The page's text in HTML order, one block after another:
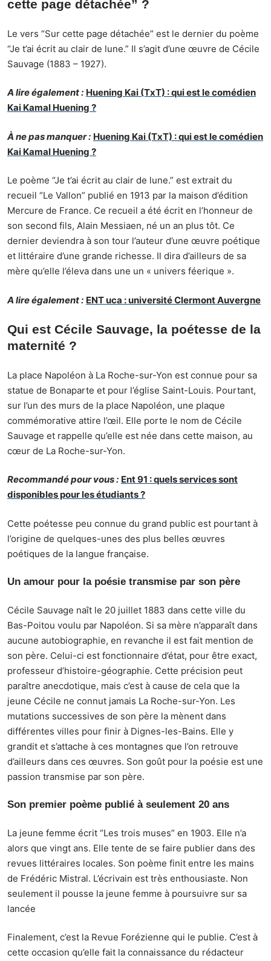
cette page détachée” ?
Le vers “Sur cette page détachée” est le dernier du poème
“Je t’ai écrit au clair de lune.” Il s’agit d’une œuvre de Cécile
Sauvage (1883 – 1927).
A lire également : Huening Kai (TxT) : qui est le comédien
Kai Kamal Huening ?
À ne pas manquer : Huening Kai (TxT) : qui est le comédien
Kai Kamal Huening ?
Le poème “Je t’ai écrit au clair de lune.” est extrait du
recueil “Le Vallon” publié en 1913 par la maison d’édition
Mercure de France. Ce recueil a été écrit en l’honneur de
son second fils, Alain Messiaen, né un an plus tôt. Ce
dernier deviendra à son tour l’auteur d’une œuvre poétique
et littéraire d’une grande richesse. Il dira d’ailleurs de sa
mère qu’elle l’éleva dans une un « univers féerique ».
A lire également : ENT uca : université Clermont Auvergne
Qui est Cécile Sauvage, la poétesse de la
maternité ?
La place Napoléon à La Roche-sur-Yon est connue pour sa
statue de Bonaparte et pour l’église Saint-Louis. Pourtant,
sur l’un des murs de la place Napoléon, une plaque
commémorative attire l’œil. Elle porte le nom de Cécile
Sauvage et rappelle qu’elle est née dans cette maison, au
cœur de La Roche-sur-Yon.
Recommandé pour vous : Ent 91 : quels services sont
disponibles pour les étudiants ?
Cette poétesse peu connue du grand public est pourtant à
l’origine de quelques-unes des plus belles œuvres
poétiques de la langue française.
Un amour pour la poésie transmise par son père
Cécile Sauvage naît le 20 juillet 1883 dans cette ville du
Bas-Poitou voulu par Napoléon. Si sa mère n’apparaît dans
aucune autobiographie, en revanche il est fait mention de
son père. Celui-ci est fonctionnaire d’état, pour être exact,
professeur d’histoire-géographie. Cette précision peut
paraître anecdotique, mais c’est à cause de cela que la
jeune Cécile ne connut jamais La Roche-sur-Yon. Les
mutations successives de son père la mènent dans
différentes villes pour finir à Dignes-les-Bains. Elle y
grandit et s’attache à ces montagnes que l’on retrouve
d’ailleurs dans ces œuvres. Son goût pour la poésie est une
passion transmise par son père.
Son premier poème publié à seulement 20 ans
La jeune femme écrit “Les trois muses” en 1903. Elle n’a
alors que vingt ans. Elle tente de se faire publier dans des
revues littéraires locales. Son poème finit entre les mains
de Frédéric Mistral. L’écrivain est très enthousiaste. Non
seulement il pousse la jeune femme à poursuivre sur sa
lancée
Finalement, c’est la Revue Forézienne qui le publie. C’est à
cette occasion qu’elle fait la connaissance du rédacteur